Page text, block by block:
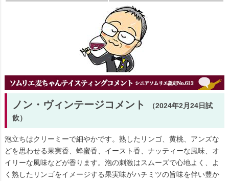
ノン・ヴィンテージコメント
（2024年2月24日試
飲）
泡立ちはクリーミーで細やかです。熟したリンゴ、黄桃、アンズな
どを思わせる果実香、蜂蜜香、イースト香、ナッティーな風味、オ
イリーな風味などが香ります。泡の刺激はスムーズで心地よく、よ
く熟したリンゴをイメージする果実味がハチミツの旨味を伴い豊か